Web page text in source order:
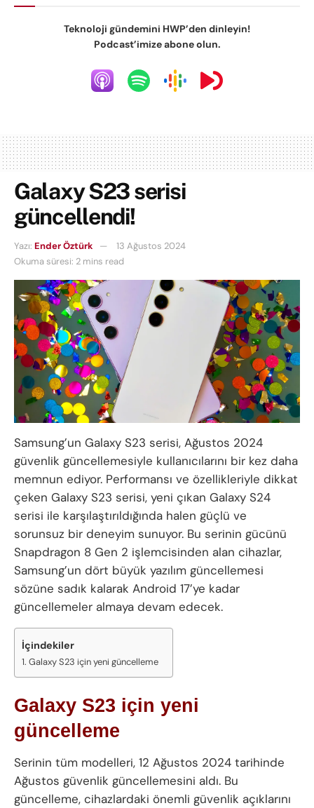
Teknoloji gündemini HWP’den dinleyin!
Podcast’imize abone olun.
Galaxy S23 serisi
güncellendi!
Yazı: Ender Öztürk
13 Ağustos 2024
Okuma süresi: 2 mins read
Samsung’un Galaxy S23 serisi, Ağustos 2024
güvenlik güncellemesiyle kullanıcılarını bir kez daha
memnun ediyor. Performansı ve özellikleriyle dikkat
çeken Galaxy S23 serisi, yeni çıkan Galaxy S24
serisi ile karşılaştırıldığında halen güçlü ve
sorunsuz bir deneyim sunuyor. Bu serinin gücünü
Snapdragon 8 Gen 2 işlemcisinden alan cihazlar,
Samsung’un dört büyük yazılım güncellemesi
sözüne sadık kalarak Android 17’ye kadar
güncellemeler almaya devam edecek.
İçindekiler
Galaxy S23 için yeni güncelleme
Galaxy S23 için yeni
güncelleme
Serinin tüm modelleri, 12 Ağustos 2024 tarihinde
Ağustos güvenlik güncellemesini aldı. Bu
güncelleme, cihazlardaki önemli güvenlik açıklarını